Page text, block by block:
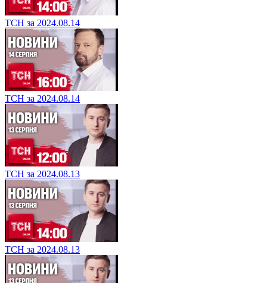
ТСН за 2024.08.14
ТСН за 2024.08.14
ТСН за 2024.08.13
ТСН за 2024.08.13